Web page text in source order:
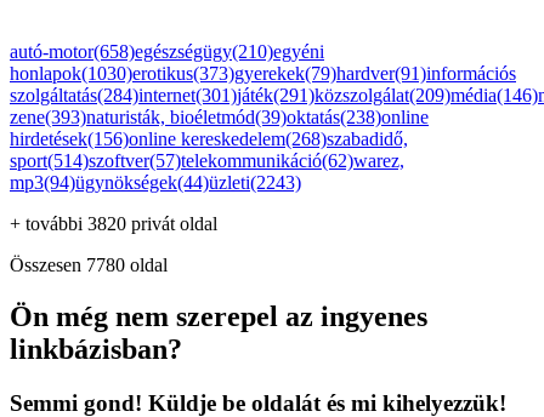
autó-motor(658)egészségügy(210)egyéni
honlapok(1030)erotikus(373)gyerekek(79)hardver(91)információs
szolgáltatás(284)internet(301)játék(291)közszolgálat(209)média(146)
zene(393)naturisták, bioéletmód(39)oktatás(238)online
hirdetések(156)online kereskedelem(268)szabadidő,
sport(514)szoftver(57)telekommunikáció(62)warez,
mp3(94)ügynökségek(44)üzleti(2243)
+ további 3820 privát oldal
Összesen 7780 oldal
Ön még nem szerepel az ingyenes
linkbázisban?
Semmi gond! Küldje be oldalát és mi kihelyezzük!